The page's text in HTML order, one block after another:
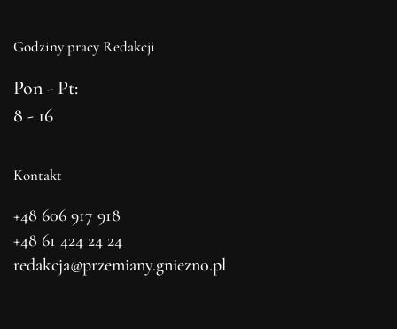
Godziny pracy Redakcji
Pon - Pt:
8 - 16
Kontakt
+48 606 917 918
+48 61 424 24 24
redakcja@przemiany.gniezno.pl